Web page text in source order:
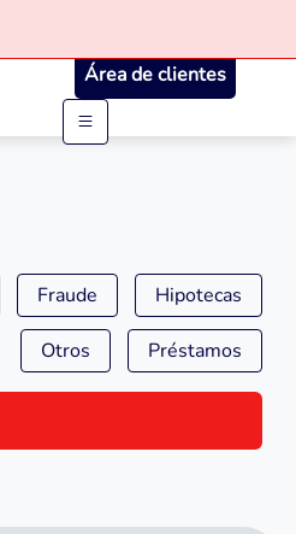
Área de clientes
Fraude Hipotecas
Otros Préstamos